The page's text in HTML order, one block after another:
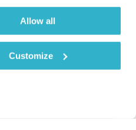
Allow all
Customize